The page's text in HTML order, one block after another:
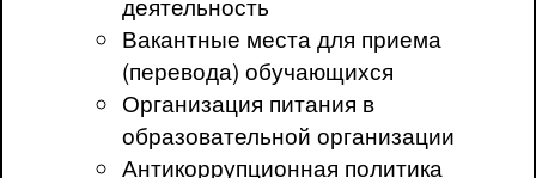
Вакантные места для приема
(перевода) обучающихся
Организация питания в
образовательной организации
Антикоррупционная политика